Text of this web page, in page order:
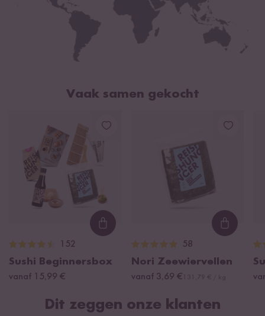
Vaak samen gekocht
Loading...
152
Sushi Beginnersbox
vanaf 15,99 €
58
Nori Zeewiervellen
vanaf 3,69 €
Dit zeggen onze klanten